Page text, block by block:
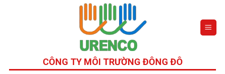
CÔNG TY MÔI TRƯỜNG ĐÔNG ĐÔ